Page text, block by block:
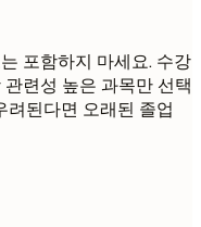
포함하지 마세요. 수강
련성 높은 과목만 선택
려된다면 오래된 졸업